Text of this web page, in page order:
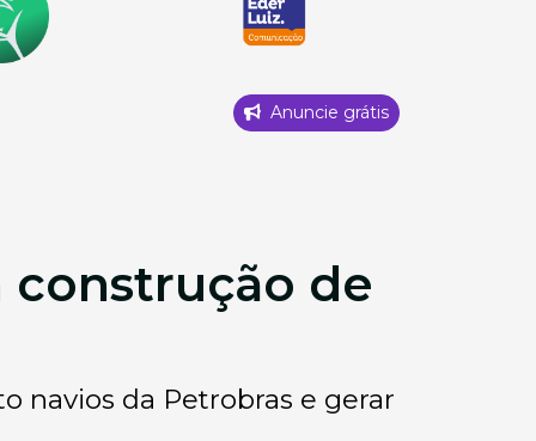
Anuncie grátis
de
navios da Petrobras e gerar